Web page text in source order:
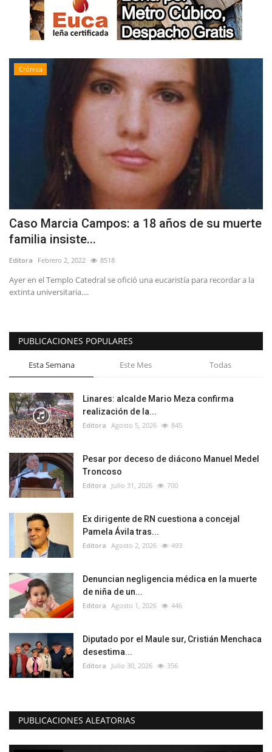
Crónica
Caso Marcia Campos: a 18 años de su muerte
familia insiste...
Editora Febrero 2, 2022 8518
Ayer en el Templo Catedral se ofició una eucaristía para recordar a la
extinta universitaria....
PUBLICACIONES POPULARES
Esta Semana Este Mes Todas
Linares: alcalde Mario Meza confirma
realización de la...
Editora Agosto 5, 2026 845
Pesar por deceso de diácono Manuel Medel
Troncoso
Editora Julio 31, 2026 700
Ex dirigente de RN cuestiona a concejal
Pamela Ávila tras...
Editora Agosto 2, 2026 493
Denuncian negligencia médica en la muerte
de niña de un...
Editora Agosto 1, 2026 446
Diputado por el Maule sur, Cristián Menchaca
desestima...
Editora Julio 30, 2026 356
PUBLICACIONES ALEATORIAS